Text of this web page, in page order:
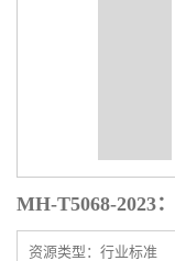
MH-T5068-2023
资源类型：行业标准